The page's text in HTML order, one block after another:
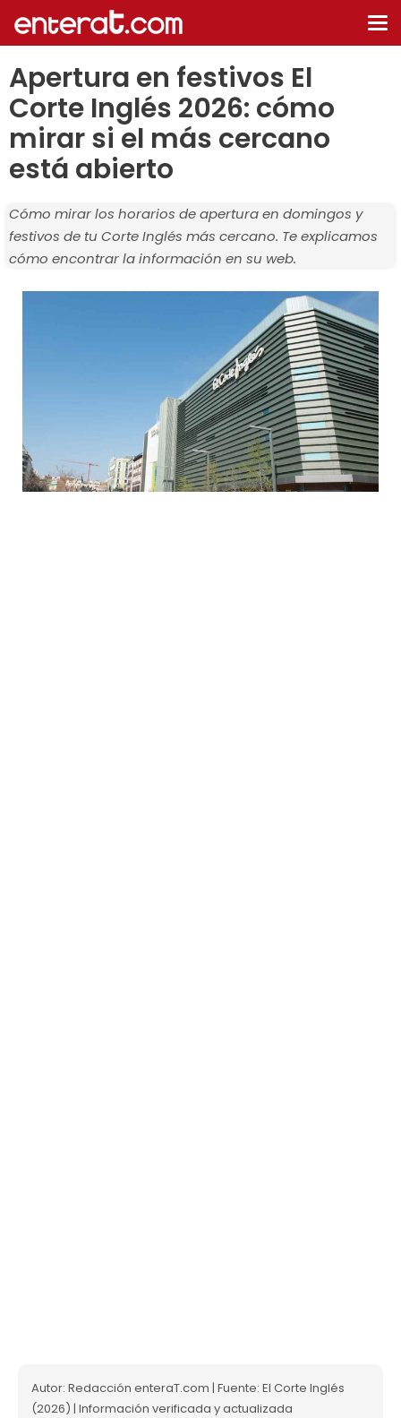
Apertura en festivos El
Corte Inglés 2026: cómo
mirar si el más cercano
está abierto
Cómo mirar los horarios de apertura en domingos y
festivos de tu Corte Inglés más cercano. Te explicamos
cómo encontrar la información en su web.
Autor: Redacción enteraT.com | Fuente: El Corte Inglés
(2026) | Información verificada y actualizada